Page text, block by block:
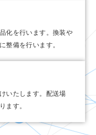
化を行います。換装や
整備を行います。
いたします。配送場
ます。